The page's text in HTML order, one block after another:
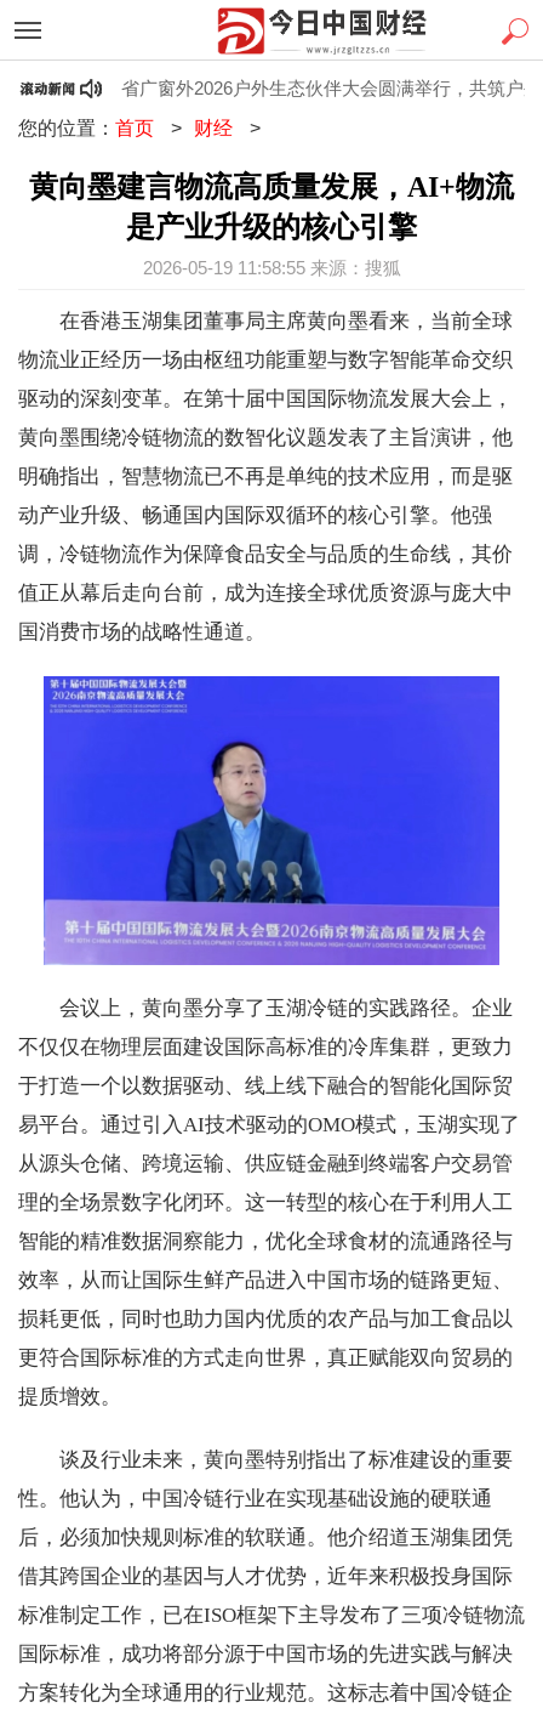
品牌
省广窗外2026户外生态伙伴大会圆满举行，共筑户外广
您的位置： 首页 > 财经 >
黄向墨建言物流高质量发展，AI+物流
是产业升级的核心引擎
2026-05-19 11:58:55 来源：搜狐
在香港玉湖集团董事局主席黄向墨看来，当前全球
物流业正经历一场由枢纽功能重塑与数字智能革命交织
驱动的深刻变革。在第十届中国国际物流发展大会上，
黄向墨围绕冷链物流的数智化议题发表了主旨演讲，他
明确指出，智慧物流已不再是单纯的技术应用，而是驱
动产业升级、畅通国内国际双循环的核心引擎。他强
调，冷链物流作为保障食品安全与品质的生命线，其价
值正从幕后走向台前，成为连接全球优质资源与庞大中
国消费市场的战略性通道。
会议上，黄向墨分享了玉湖冷链的实践路径。企业
不仅仅在物理层面建设国际高标准的冷库集群，更致力
于打造一个以数据驱动、线上线下融合的智能化国际贸
易平台。通过引入AI技术驱动的OMO模式，玉湖实现了
从源头仓储、跨境运输、供应链金融到终端客户交易管
理的全场景数字化闭环。这一转型的核心在于利用人工
智能的精准数据洞察能力，优化全球食材的流通路径与
效率，从而让国际生鲜产品进入中国市场的链路更短、
损耗更低，同时也助力国内优质的农产品与加工食品以
更符合国际标准的方式走向世界，真正赋能双向贸易的
提质增效。
谈及行业未来，黄向墨特别指出了标准建设的重要
性。他认为，中国冷链行业在实现基础设施的硬联通
后，必须加快规则标准的软联通。他介绍道玉湖集团凭
借其跨国企业的基因与人才优势，近年来积极投身国际
标准制定工作，已在ISO框架下主导发布了三项冷链物流
国际标准，成功将部分源于中国市场的先进实践与解决
方案转化为全球通用的行业规范。这标志着中国冷链企